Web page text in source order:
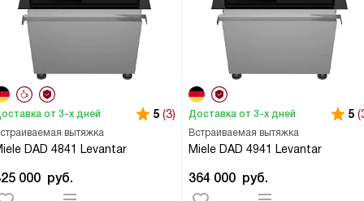
вытяжка
DAD 4841 Levantar
от 3-х дней 5 (3)
000 руб.
Встраиваемая вытяжка
Miele DAD 4941 Levantar
Доставка от 3-х дней 5
364 000 руб.